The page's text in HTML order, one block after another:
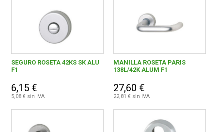
HOPPE
SEGURO ROSETA 42KS SK ALU
F1
6,15 €
5,08 € sin IVA
MANILLA ROSETA PARIS
138L/42K ALUM F1
27,60 €
22,81 € sin IVA
GUÍAS
ENVÍOS
DEVOLUCIONES